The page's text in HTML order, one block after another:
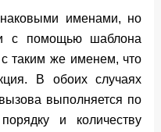
именами, но
с помощью шаблона
таким же именем, что
В обоих случаях
выполняется по
и количеству